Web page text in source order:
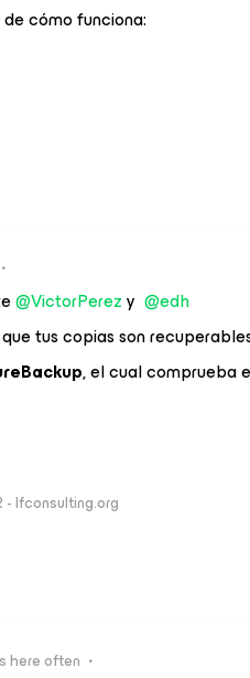
cómo funciona:
@VictorPerezy @edh
tus copias son
, el cual comprueba
- lfconsulting.org
here often